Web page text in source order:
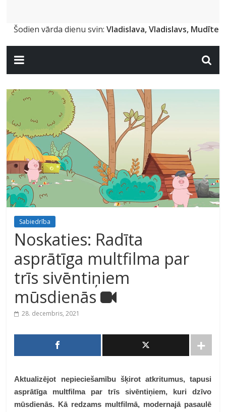
Šodien vārda dienu svin:Vladislava, Vladislavs, Mudīte
Sabiedrība
Noskaties: Radīta
asprātīga multfilma par
trīs sivēntiņiem
mūsdienās
28. decembris, 2021
Aktualizējot nepieciešamību šķirot atkritumus, tapusi
asprātīga multfilma par trīs sivēntiņiem, kuri dzīvo
mūsdienās. Kā redzams multfilmā, modernajā pasaulē